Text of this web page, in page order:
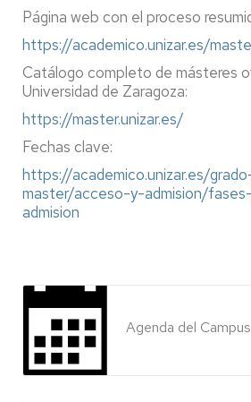
Página web con el proceso
https://academico.unizar.es/
Catálogo completo de másteres
Universidad de Zaragoza:
https://master.unizar.es/
Fechas clave:
https://academico.unizar.es/
master/acceso-y-admision/
admision
Agenda del Campus